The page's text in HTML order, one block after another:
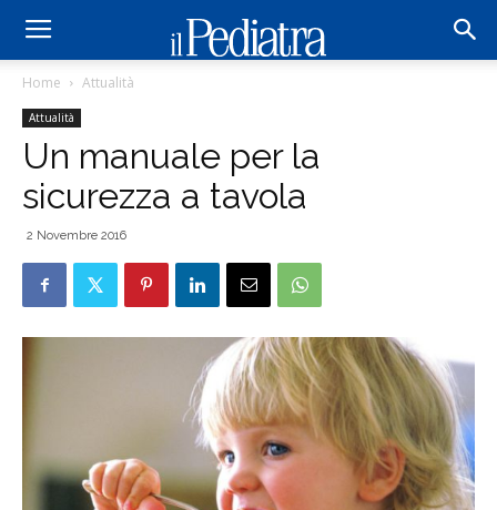
Home Attualità
Attualità
Un manuale per la
sicurezza a tavola
2 Novembre 2016